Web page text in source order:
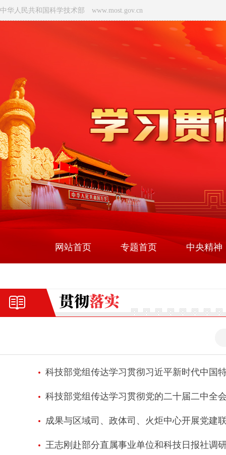
中华人民共和国科学技术部 www.most.gov.cn
网站首页 专题首页 中央精神
科技部党组传达学习贯彻习近平新时代中国
科技部党组传达学习贯彻党的二十届二中全
成果与区域司、政体司、火炬中心开展党建
王志刚赴部分直属事业单位和科技日报社调